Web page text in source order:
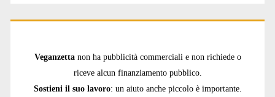
Veganzetta non ha pubblicità commerciali e non richiede o
riceve alcun finanziamento pubblico.
Sostieni il suo lavoro: un aiuto anche piccolo è importante.